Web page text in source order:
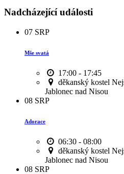
Nadcházející události
07 SRP
Mše svatá
17:00 - 17:45
děkanský kostel
Jablonec nad Nisou
08 SRP
Adorace
06:30 - 08:00
děkanský kostel
Jablonec nad Nisou
08 SRP